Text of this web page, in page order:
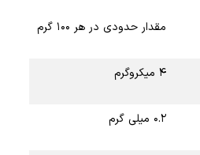
مقدار حدودی در هر ۱۰۰ گرم
۴ میکروگرم
۰.۲ میلی گرم